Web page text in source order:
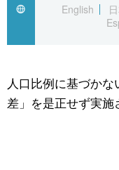
国際
文化
アーカイブ
Japan Data
動画/Live
スポーツ・東京2020
English
人口比例に基づか
差」を是正せず実